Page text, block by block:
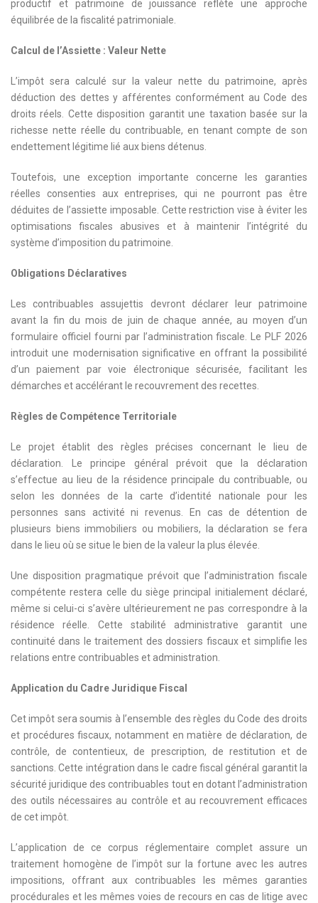
productif et patrimoine de jouissance reflète une approche
équilibrée de la fiscalité patrimoniale.
Calcul de l’Assiette : Valeur Nette
L’impôt sera calculé sur la valeur nette du patrimoine, après
déduction des dettes y afférentes conformément au Code des
droits réels. Cette disposition garantit une taxation basée sur la
richesse nette réelle du contribuable, en tenant compte de son
endettement légitime lié aux biens détenus.
Toutefois, une exception importante concerne les garanties
réelles consenties aux entreprises, qui ne pourront pas être
déduites de l’assiette imposable. Cette restriction vise à éviter les
optimisations fiscales abusives et à maintenir l’intégrité du
système d’imposition du patrimoine.
Obligations Déclaratives
Les contribuables assujettis devront déclarer leur patrimoine
avant la fin du mois de juin de chaque année, au moyen d’un
formulaire officiel fourni par l’administration fiscale. Le PLF 2026
introduit une modernisation significative en offrant la possibilité
d’un paiement par voie électronique sécurisée, facilitant les
démarches et accélérant le recouvrement des recettes.
Règles de Compétence Territoriale
Le projet établit des règles précises concernant le lieu de
déclaration. Le principe général prévoit que la déclaration
s’effectue au lieu de la résidence principale du contribuable, ou
selon les données de la carte d’identité nationale pour les
personnes sans activité ni revenus. En cas de détention de
plusieurs biens immobiliers ou mobiliers, la déclaration se fera
dans le lieu où se situe le bien de la valeur la plus élevée.
Une disposition pragmatique prévoit que l’administration fiscale
compétente restera celle du siège principal initialement déclaré,
même si celui-ci s’avère ultérieurement ne pas correspondre à la
résidence réelle. Cette stabilité administrative garantit une
continuité dans le traitement des dossiers fiscaux et simplifie les
relations entre contribuables et administration.
Application du Cadre Juridique Fiscal
Cet impôt sera soumis à l’ensemble des règles du Code des droits
et procédures fiscaux, notamment en matière de déclaration, de
contrôle, de contentieux, de prescription, de restitution et de
sanctions. Cette intégration dans le cadre fiscal général garantit la
sécurité juridique des contribuables tout en dotant l’administration
des outils nécessaires au contrôle et au recouvrement efficaces
de cet impôt.
L’application de ce corpus réglementaire complet assure un
traitement homogène de l’impôt sur la fortune avec les autres
impositions, offrant aux contribuables les mêmes garanties
procédurales et les mêmes voies de recours en cas de litige avec